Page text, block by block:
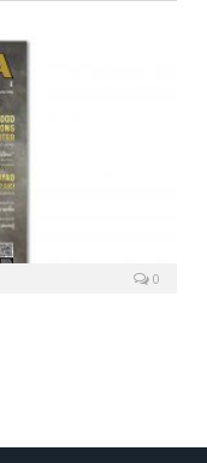
0